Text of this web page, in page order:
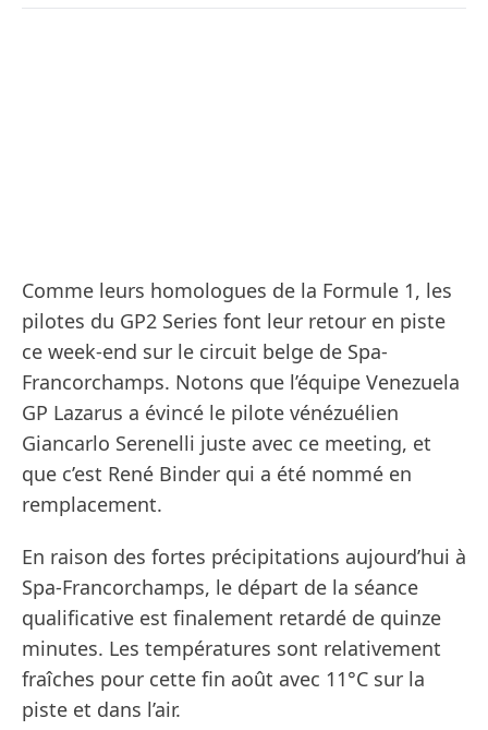
Comme leurs homologues de la Formule 1, les
pilotes du GP2 Series font leur retour en piste
ce week-end sur le circuit belge de Spa-
Francorchamps. Notons que l’équipe Venezuela
GP Lazarus a évincé le pilote vénézuélien
Giancarlo Serenelli juste avec ce meeting, et
que c’est René Binder qui a été nommé en
remplacement.
En raison des fortes précipitations aujourd’hui à
Spa-Francorchamps, le départ de la séance
qualificative est finalement retardé de quinze
minutes. Les températures sont relativement
fraîches pour cette fin août avec 11°C sur la
piste et dans l’air.